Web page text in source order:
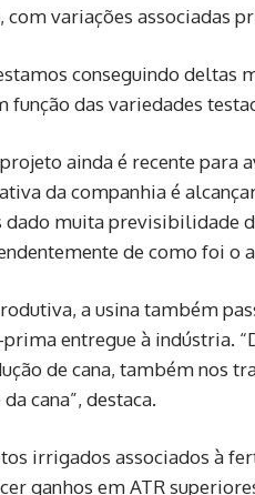
com variações associadas
conseguindo deltas
das variedades
ainda é recente
da companhia é
dado muita previsibilidade
de como foi o
a usina também
entregue à indústria.
de cana, também nos
cana”, destaca.
irrigados associados à
ganhos em ATR